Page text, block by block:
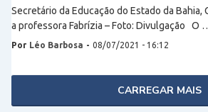
Secretário da Educação do Estado da Bahia,
a professora Fabrízia – Foto: Divulgação O
Por Léo Barbosa - 08/07/2021 - 16:12
CARREGAR MAIS